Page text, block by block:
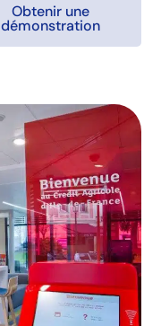
Obtenir une
démonstration